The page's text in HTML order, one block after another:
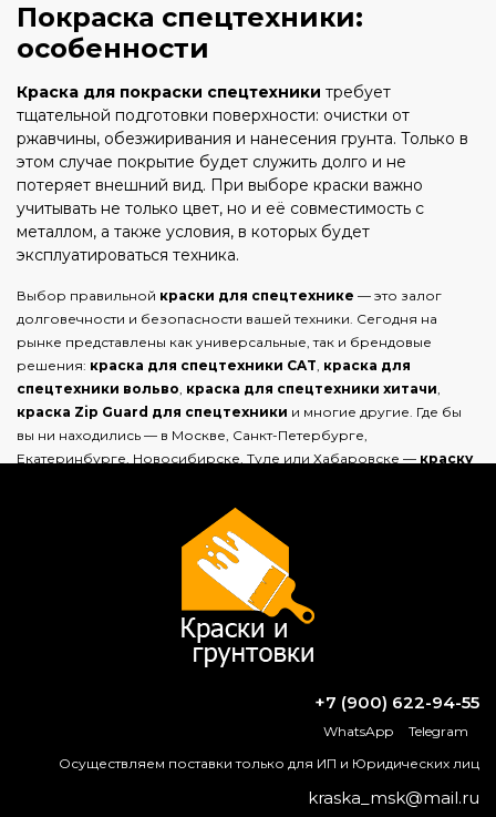
Покраска спецтехники:
особенности
Краска для покраски спецтехники требует
тщательной подготовки поверхности: очистки от
ржавчины, обезжиривания и нанесения грунта. Только в
этом случае покрытие будет служить долго и не
потеряет внешний вид. При выборе краски важно
учитывать не только цвет, но и её совместимость с
металлом, а также условия, в которых будет
эксплуатироваться техника.
Выбор правильной краски для спецтехнике — это залог
долговечности и безопасности вашей техники. Сегодня на
рынке представлены как универсальные, так и брендовые
решения: краска для спецтехники CAT, краска для
спецтехники вольво, краска для спецтехники хитачи,
краска Zip Guard для спецтехники и многие другие. Где бы
вы ни находились — в Москве, Санкт-Петербурге,
Екатеринбурге, Новосибирске, Туле или Хабаровске — краску
ВОПРОС-ОТВЕТ
Чем можно перекрыть крышу гаража
Растворитель Ортоксилол (Ксилол)
Можно ли красить при температуре
+7 (900) 622-94-55
WhatsApp
Telegram
Осуществляем поставки только для ИП и Юридических лиц
kraska_msk@mail.ru